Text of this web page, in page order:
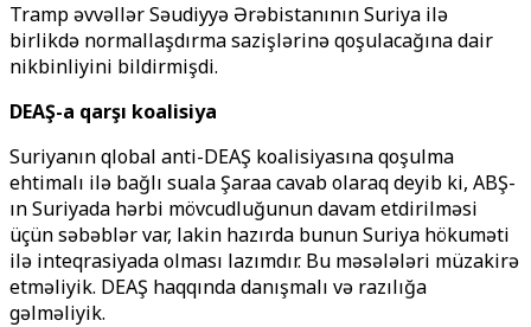
Tramp əvvəllər Səudiyyə Ərəbistanının Suriya ilə
birlikdə normallaşdırma sazişlərinə qoşulacağına dair
nikbinliyini bildirmişdi.
DEAŞ-a qarşı koalisiya
Suriyanın qlobal anti-DEAŞ koalisiyasına qoşulma
ehtimalı ilə bağlı suala Şaraa cavab olaraq deyib ki, ABŞ-
ın Suriyada hərbi mövcudluğunun davam etdirilməsi
üçün səbəblər var, lakin hazırda bunun Suriya hökuməti
ilə inteqrasiyada olması lazımdır. Bu məsələləri müzakirə
etməliyik. DEAŞ haqqında danışmalı və razılığa
gəlməliyik.